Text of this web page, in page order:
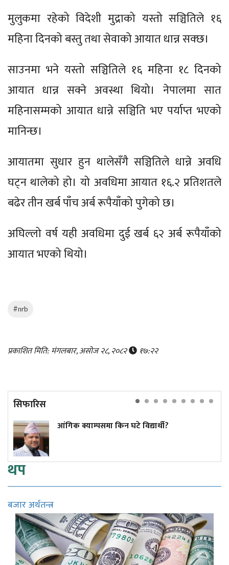
मुलुकमा रहेको विदेशी मुद्राको यस्तो सञ्चितिले १६
महिना दिनको बस्तु तथा सेवाको आयात धान्न सक्छ।
साउनमा भने यस्तो सञ्चितिले १६ महिना १८ दिनको
आयात धान्न सक्ने अवस्था थियो। नेपालमा सात
महिनासम्मको आयात धान्ने सञ्चिति भए पर्याप्त भएको
मानिन्छ।
आयातमा सुधार हुन थालेसँगै सञ्चितिले धान्ने अवधि
घट्न थालेको हो। यो अवधिमा आयात १६.२ प्रतिशतले
बढेर तीन खर्ब पाँच अर्ब रूपैयाँको पुगेको छ।
अघिल्लो वर्ष यही अवधिमा दुई खर्ब ६२ अर्ब रूपैयाँको
आयात भएको थियो।
#nrb
प्रकाशित मिति: मंगलबार, असोज २८, २०८२ १७:२२
सिफारिस
आंगिक क्याम्पसमा किन घटे विद्यार्थी?
थप
बजार अर्थतन्त्र